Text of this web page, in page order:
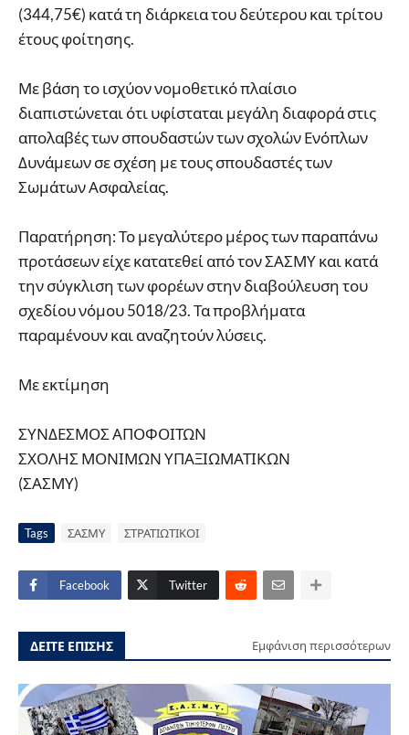
(344,75€) κατά τη διάρκεια του δεύτερου και τρίτου
έτους φοίτησης.
Με βάση το ισχύον νομοθετικό πλαίσιο
διαπιστώνεται ότι υφίσταται μεγάλη διαφορά στις
απολαβές των σπουδαστών των σχολών Ενόπλων
Δυνάμεων σε σχέση με τους σπουδαστές των
Σωμάτων Ασφαλείας.
Παρατήρηση: Το μεγαλύτερο μέρος των παραπάνω
προτάσεων είχε κατατεθεί από τον ΣΑΣΜΥ και κατά
την σύγκλιση των φορέων στην διαβούλευση του
σχεδίου νόμου 5018/23. Τα προβλήματα
παραμένουν και αναζητούν λύσεις.
Με εκτίμηση
ΣΥΝΔΕΣΜΟΣ ΑΠΟΦΟΙΤΩΝ
ΣΧΟΛΗΣ ΜΟΝΙΜΩΝ ΥΠΑΞΙΩΜΑΤΙΚΩΝ
(ΣΑΣΜΥ)
Tags ΣΑΣΜΥ ΣΤΡΑΤΙΩΤΙΚΟΙ
Facebook Twitter
ΔΕΙΤΕ ΕΠΙΣΗΣ Εμφάνιση περισσότερων